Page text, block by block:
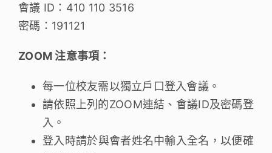
會議 ID：410 110 3516
密碼：191121
ZOOM 注意事項：
每一位校友需以獨立戶口登入會議。
請依照上列的ZOOM連結、會議ID及密碼登
入。
登入時請於與會者姓名中輸入全名，以便確